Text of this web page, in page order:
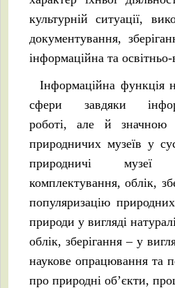
культурній ситуації,
документування,
інформаційна та
Інформаційна
сфери завдяки
роботі, але й значною
природничих музеїв у
природничі
комплектування, облік,
популяризацію
природи у вигляді
облік, зберігання – у
наукове опрацювання та
про природні об’єкти,